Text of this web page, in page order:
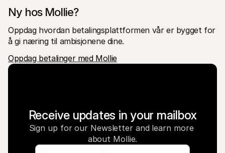
Ny hos Mollie?
Oppdag hvordan betalingsplattformen vår er bygget for
å gi næring til ambisjonene dine.
Oppdag betalinger med Mollie
Receive updates in your mailbox
Sign up for our Newsletter and learn more
about Mollie.